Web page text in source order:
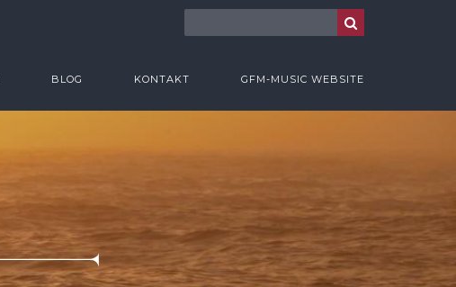
BLOG KONTAKT GFM-MUSIC WEBSITE